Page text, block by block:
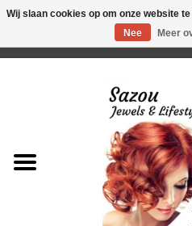
Just for Him
Wij slaan cookies op om onze website
Nee
Meer